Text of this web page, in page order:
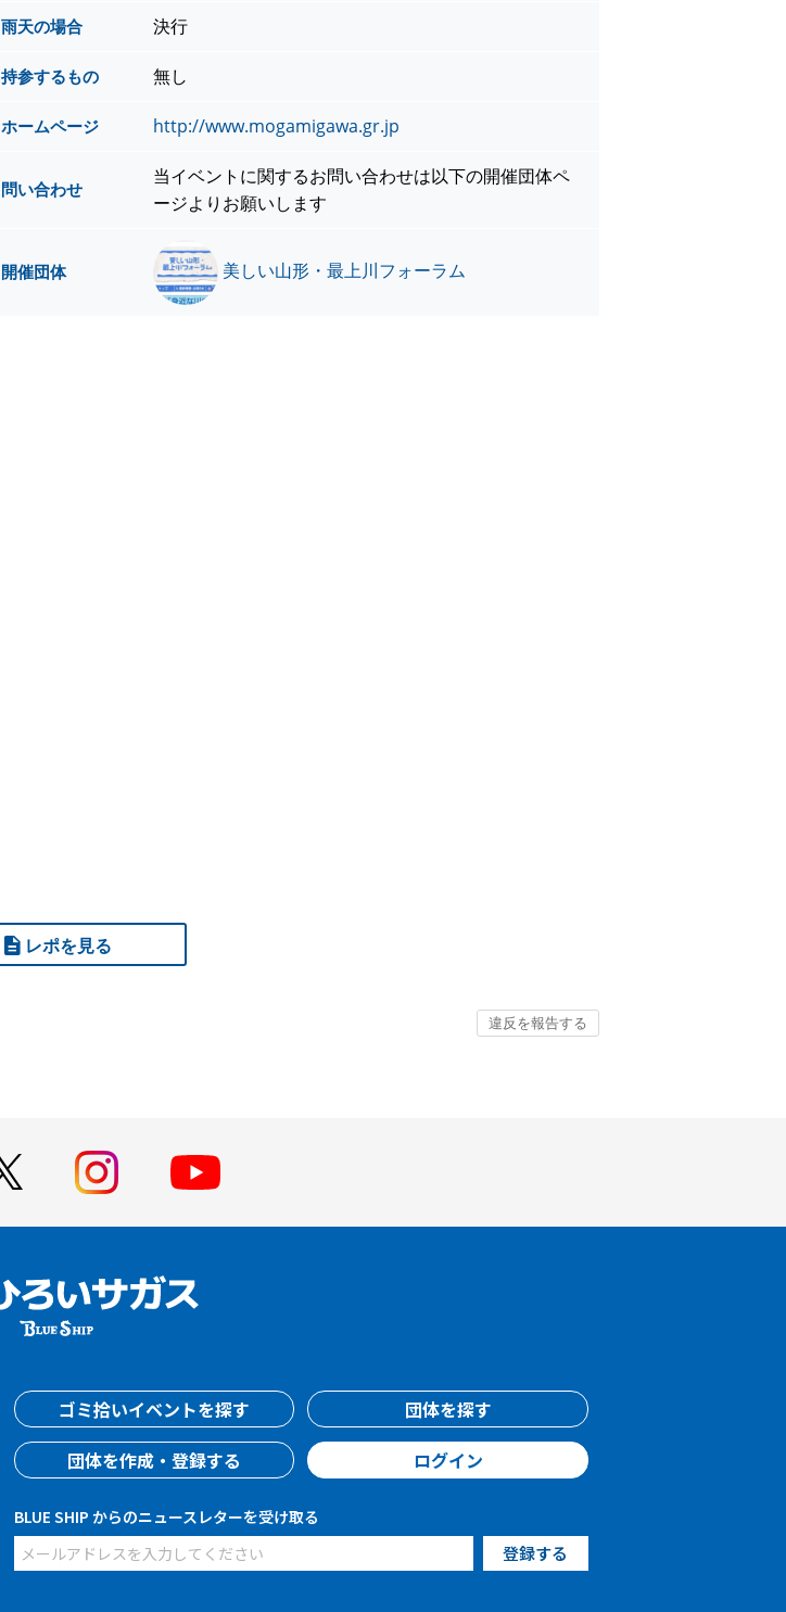
雨天の場合 決行
持参するもの 無し
ホームページ http://www.mogamigawa.gr.jp
問い合わせ
当イベントに関するお問い合わせは以下の開催団体ペ
ージよりお願いします
開催団体 美しい山形・最上川フォーラム
レポを見る
ゴミ拾いイベントを探す
団体を探す
団体を作成・登録する
ログイン
BLUE SHIP からのニュースレターを受け取る